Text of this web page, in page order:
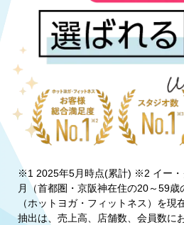
※1 2025年5月時点(累計) ※2 イー・
月（首都圏・京阪神在住の20～59
（ホットヨガ・フィットネス）を現
抽出は、売上高、店舗数、会員数に